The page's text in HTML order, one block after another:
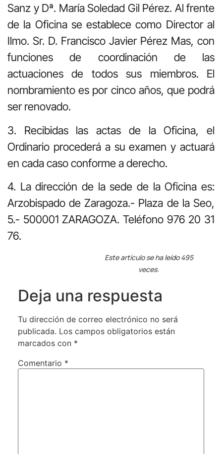
Sanz y Dª. María Soledad Gil Pérez. Al frente
de la Oficina se establece como Director al
Ilmo. Sr. D. Francisco Javier Pérez Mas, con
funciones de coordinación de las
actuaciones de todos sus miembros. El
nombramiento es por cinco años, que podrá
ser renovado.
3. Recibidas las actas de la Oficina, el
Ordinario procederá a su examen y actuará
en cada caso conforme a derecho.
4. La dirección de la sede de la Oficina es:
Arzobispado de Zaragoza.- Plaza de la Seo,
5.- 500001 ZARAGOZA. Teléfono 976 20 31
76.
Este artículo se ha leído 495
veces.
Deja una respuesta
Tu dirección de correo electrónico no será
publicada. Los campos obligatorios están
marcados con *
Comentario *